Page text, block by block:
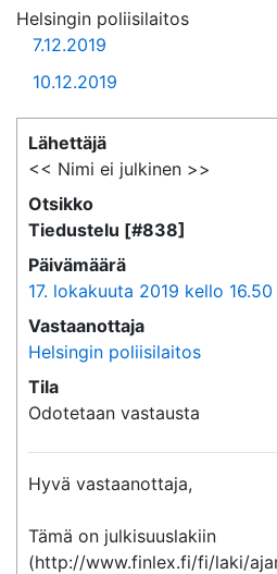
Helsingin poliisilaitos
7.12.2019
10.12.2019
Lähettäjä
<< Nimi ei julkinen >>
Otsikko
Tiedustelu [#838]
Päivämäärä
17. lokakuuta 2019 kello 16.50
Vastaanottaja
Helsingin poliisilaitos
Tila
Odotetaan vastausta
Hyvä vastaanottaja,
Tämä on julkisuuslakiin
(http://www.finlex.fi/fi/laki/